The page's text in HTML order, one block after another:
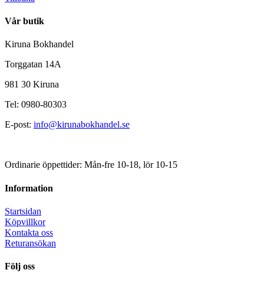
Vår butik
Kiruna Bokhandel
Torggatan 14A
981 30 Kiruna
Tel: 0980-80303
E-post: info@kirunabokhandel.se
Ordinarie öppettider: Mån-fre 10-18, lör 10-15
Information
Startsidan
Köpvillkor
Kontakta oss
Returansökan
Följ oss